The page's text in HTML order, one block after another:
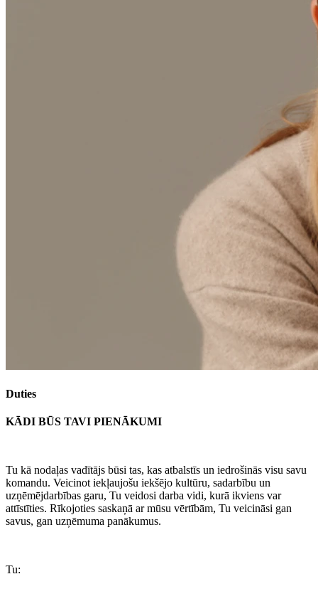
Duties
KĀDI BŪS TAVI PIENĀKUMI
Tu kā nodaļas vadītājs būsi tas, kas atbalstīs un iedrošinās visu savu
komandu. Veicinot iekļaujošu iekšējo kultūru, sadarbību un
uzņēmējdarbības garu, Tu veidosi darba vidi, kurā ikviens var
attīstīties. Rīkojoties saskaņā ar mūsu vērtībām, Tu veicināsi gan
savus, gan uzņēmuma panākumus.
Tu: